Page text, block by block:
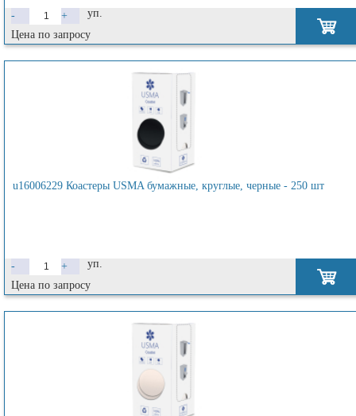
- +
уп.
Цена по запросу
u16006229 Коастеры USMA бумажные, круглые, черные - 250 шт
- +
уп.
Цена по запросу